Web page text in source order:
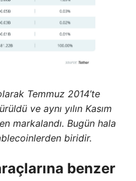
Temmuz 2014’te
ve aynı yılın Kasım
markalandı. Bugün hala
biridir.
benzer